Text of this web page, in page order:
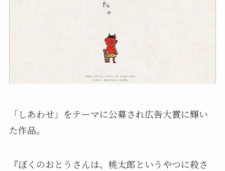
「しあわせ」をテーマに公募され広告大賞に輝い
た作品。
『ぼくのおとうさんは、桃太郎というやつに殺さ